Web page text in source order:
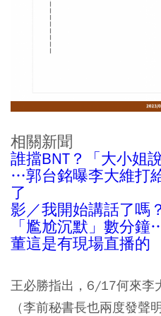
相關新聞
誰擋BNT？「大小姐
…郭台銘曝李大維打
了
影／我開始講話了嗎
「尷尬沉默」數分
董這是有現場直播的
王必勝指出，6/17何來李
（李前秘書長也兩度發